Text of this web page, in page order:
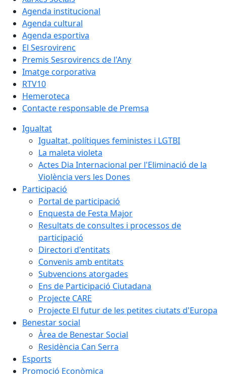
Agenda institucional
Agenda cultural
Agenda esportiva
El Sesrovirenc
Premis Sesrovirencs de l'Any
Imatge corporativa
RTV10
Hemeroteca
Contacte responsable de Premsa
Igualtat
Igualtat, polítiques feministes i LGTBI
La maleta violeta
Actes Dia Internacional per l'Eliminació de la
Violència vers les Dones
Participació
Portal de participació
Enquesta de Festa Major
Resultats de consultes i processos de
participació
Directori d'entitats
Convenis amb entitats
Subvencions atorgades
Ens de Participació Ciutadana
Projecte CARE
Projecte El futur de les petites ciutats d'Europa
Benestar social
Àrea de Benestar Social
Residència Can Serra
Esports
Promoció Econòmica